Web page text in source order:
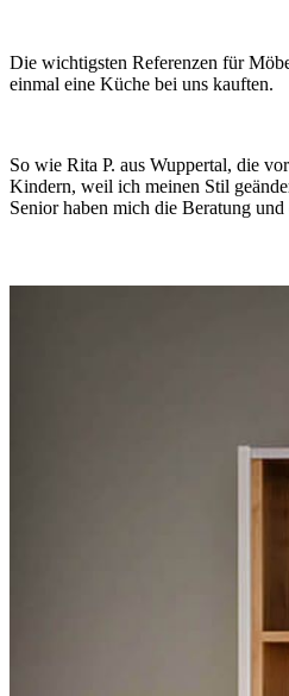
Die wichtigsten Referenzen für
einmal eine Küche bei uns kauften.
So wie Rita P. aus Wuppertal, die
Kindern, weil ich meinen Stil
Senior haben mich die Beratung